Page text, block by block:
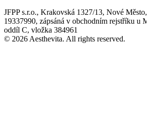
JFPP s.r.o., Krakovská 1327/13, Nové
19337990, zápsáná v obchodním rejstříku u
oddíl C, vložka 384961
© 2026 Aesthevita. All rights reserved.